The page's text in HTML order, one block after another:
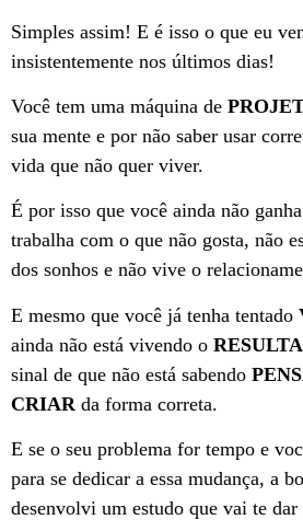
Simples assim! E é isso o que eu
insistentemente nos últimos dias!
Você tem uma máquina de
sua mente e por não saber usar
vida que não quer viver.
É por isso que você ainda não
trabalha com o que não gosta, não
dos sonhos e não vive o
E mesmo que você já tenha tentado
ainda não está vivendo o
sinal de que não está sabendo
CRIAR da forma correta.
E se o seu problema for tempo e
para se dedicar a essa mudança, a
desenvolvi um estudo que vai te